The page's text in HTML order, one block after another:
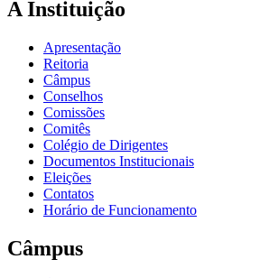
A Instituição
Apresentação
Reitoria
Câmpus
Conselhos
Comissões
Comitês
Colégio de Dirigentes
Documentos Institucionais
Eleições
Contatos
Horário de Funcionamento
Câmpus